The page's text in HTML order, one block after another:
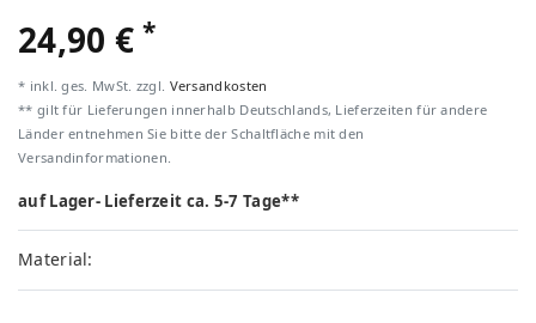
24,90 €*
* inkl. ges. MwSt. zzgl. Versandkosten
** gilt für Lieferungen innerhalb Deutschlands, Lieferzeiten für andere
Länder entnehmen Sie bitte der Schaltfläche mit den
Versandinformationen.
auf Lager- Lieferzeit ca. 5-7 Tage**
Material: